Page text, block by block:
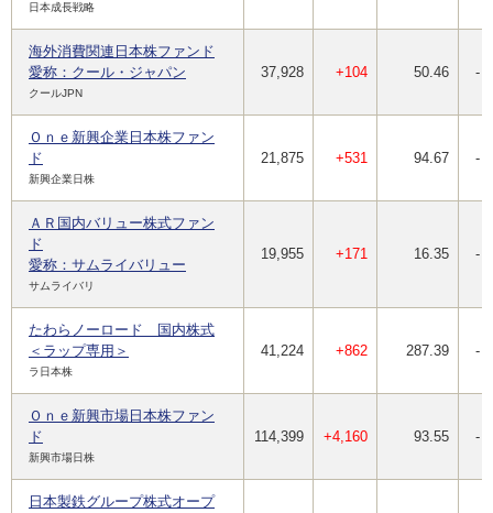
日本成長戦略
海外消費関連日本株ファンド
愛称：クール・ジャパン
クールJPN
37,928 +104 50.46 -
Ｏｎｅ新興企業日本株ファン
ド
新興企業日株
21,875 +531 94.67 -
ＡＲ国内バリュー株式ファン
ド
愛称：サムライバリュー
サムライバリ
19,955 +171 16.35 -
たわらノーロード 国内株式
＜ラップ専用＞
ラ日本株
41,224 +862 287.39 -
Ｏｎｅ新興市場日本株ファン
ド
新興市場日株
114,399 +4,160 93.55 -
日本製鉄グループ株式オープ